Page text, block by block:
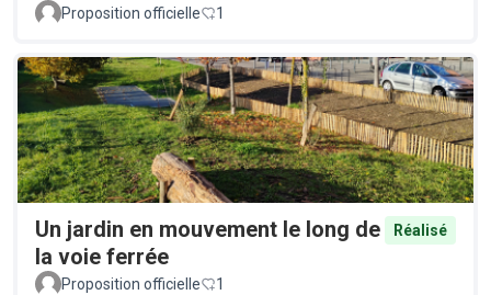
Proposition officielle 1
Un jardin en mouvement le long de
la voie ferrée
Réalisé
Proposition officielle 1